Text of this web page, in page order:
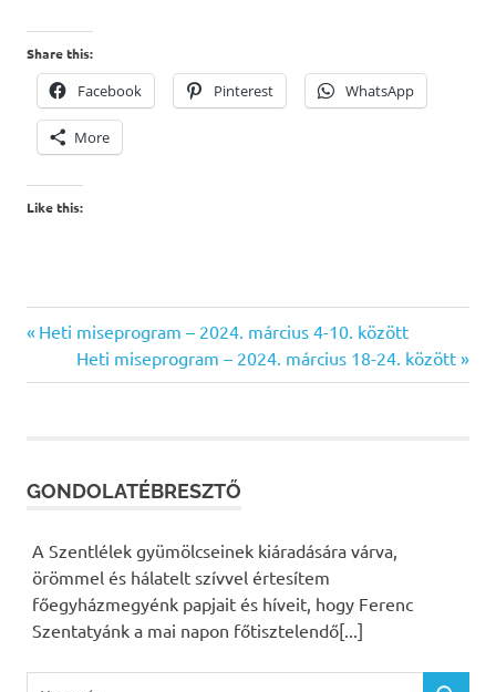
Share this:
Facebook Pinterest WhatsApp
More
Like this:
Bejegyzés
Previous
Post:
Heti miseprogram – 2024. március 4-10. között
Next
Post:
Heti miseprogram – 2024. március 18-24. között
GONDOLATÉBRESZTŐ
A Szentlélek gyümölcseinek kiáradására várva,
örömmel és hálatelt szívvel értesítem
főegyházmegyénk papjait és híveit, hogy Ferenc
Szentatyánk a mai napon főtisztelendő[...]